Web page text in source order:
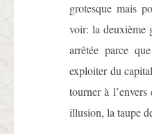
grotesque mais
voir: la deuxième
arrêtée parce
exploiter du
tourner à
illusion, la taupe